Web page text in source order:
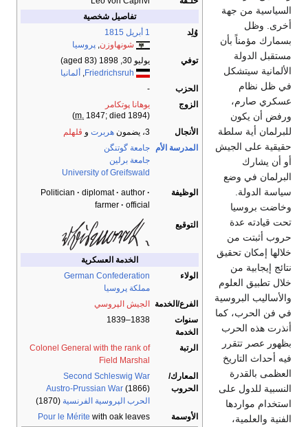
تفاصيل شخصية
وُلِد
1 أبريل
1815
شونهاوزن, پروسيا
توفي
يوليو 30, 1898
(aged 83)
Friedrichsruh
, ألمانيا
الحزب
-
الزوج
يوهانا پوتكامر
(
m. 1847; died 1894)
الأنجال
3، يضمون هربرت و ڤلهلم
المدرسة الأم جامعة گوتنگن
جامعة برلين
University of Greifswald
الوظيفة Politician diplomat
author
farmer
official
التوقيع
الخدمة العسكرية
الولاء
German Confederation
مملكة پروسيا
الفرع/الخدمة
الجيش الپروسي
سنوات
الخدمة
1838–1839
الرتبة
Colonel General with the rank of
Field Marshal
المعارك/
الحروب
Second Schleswig War
Austro-Prussian War (1866)
الحرب الپروسية الفرنسية (1870)
الأوسمة
Pour le Mérite with oak leaves
السياسية من جهة
أخرى. وظل
بسمارك مؤمناً بأن
مستقبل الدولة
الألمانية سيتشكل
في ظل نظام
عسكري صارم،
ورفض أن يكون
للبرلمان أية سلطة
حقيقية على الجيش
أو أن يشارك
البرلمان في وضع
سياسة الدولة.
وخاضت بروسيا
تحت قيادته عدة
حروب أثبتت من
خلالها إمكان تحقيق
نتائج إيجابية من
خلال تطبيق العلوم
والأساليب البروسية
في فن الحرب، كما
أنذرت هذه الحرب
بظهور عصر تتقرر
فيه أحداث التاريخ
العظمى بالقدرة
النسبية للدول على
استخدام مواردها
الفنية والعلمية،